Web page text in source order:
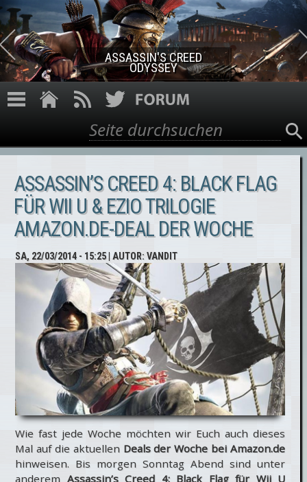
Direkt zum Inhalt
ASSASSIN'S CREED ROGUE
REMASTERED
Suchformular
Suche
ASSASSIN’S CREED 4: BLACK FLAG
FÜR WII U & EZIO TRILOGIE
AMAZON.DE-DEAL DER WOCHE
SA, 22/03/2014 - 15:25| AUTOR:VANDIT
Wie fast jede Woche möchten wir Euch auch dieses
Mal auf die aktuellen Deals der Woche bei Amazon.de
hinweisen. Bis morgen Sonntag Abend sind unter
anderem Assassin’s Creed 4: Black Flag für Wii U